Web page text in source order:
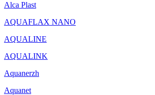
Alca Plast
AQUAFLAX NANO
AQUALINE
AQUALINK
Aquanerzh
Aquanet